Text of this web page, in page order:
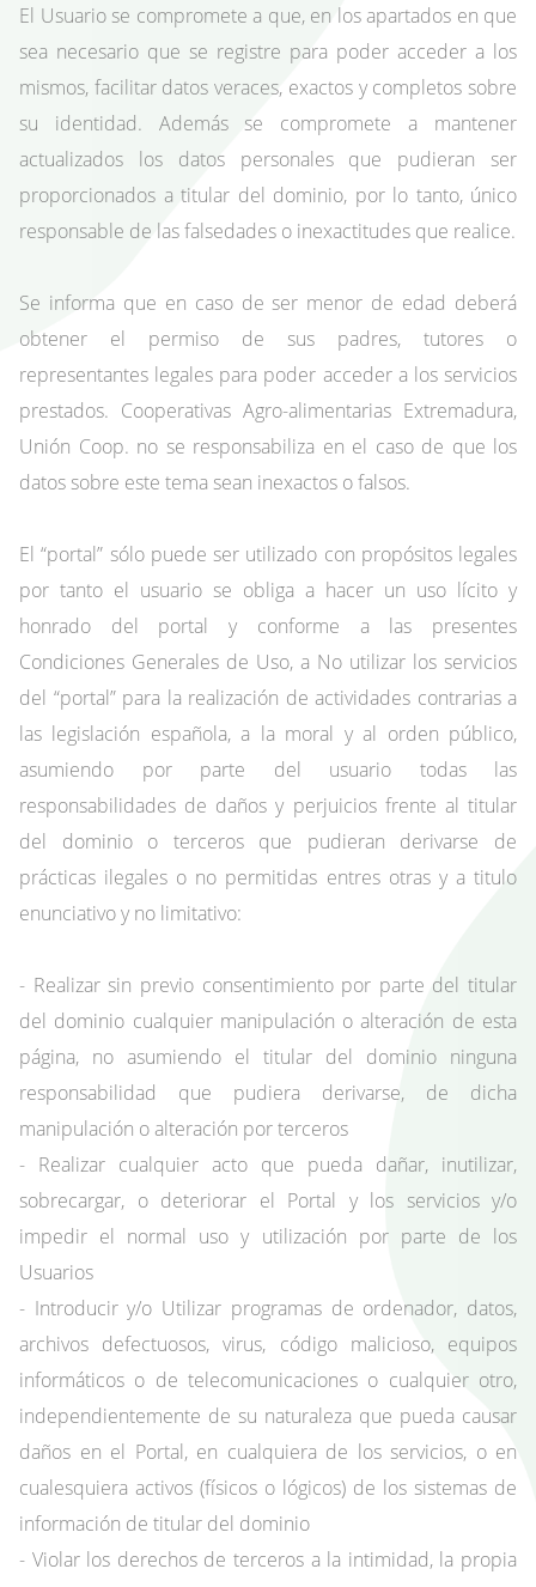
El Usuario se compromete a que, en los apartados en que
sea necesario que se registre para poder acceder a los
mismos, facilitar datos veraces, exactos y completos sobre
su identidad. Además se compromete a mantener
actualizados los datos personales que pudieran ser
proporcionados a titular del dominio, por lo tanto, único
responsable de las falsedades o inexactitudes que realice.
Se informa que en caso de ser menor de edad deberá
obtener el permiso de sus padres, tutores o
representantes legales para poder acceder a los servicios
prestados. Cooperativas Agro-alimentarias Extremadura,
Unión Coop. no se responsabiliza en el caso de que los
datos sobre este tema sean inexactos o falsos.
El “portal” sólo puede ser utilizado con propósitos legales
por tanto el usuario se obliga a hacer un uso lícito y
honrado del portal y conforme a las presentes
Condiciones Generales de Uso, a No utilizar los servicios
del “portal” para la realización de actividades contrarias a
las legislación española, a la moral y al orden público,
asumiendo por parte del usuario todas las
responsabilidades de daños y perjuicios frente al titular
del dominio o terceros que pudieran derivarse de
prácticas ilegales o no permitidas entres otras y a titulo
enunciativo y no limitativo:
- Realizar sin previo consentimiento por parte del titular
del dominio cualquier manipulación o alteración de esta
página, no asumiendo el titular del dominio ninguna
responsabilidad que pudiera derivarse, de dicha
manipulación o alteración por terceros
- Realizar cualquier acto que pueda dañar, inutilizar,
sobrecargar, o deteriorar el Portal y los servicios y/o
impedir el normal uso y utilización por parte de los
Usuarios
- Introducir y/o Utilizar programas de ordenador, datos,
archivos defectuosos, virus, código malicioso, equipos
informáticos o de telecomunicaciones o cualquier otro,
independientemente de su naturaleza que pueda causar
daños en el Portal, en cualquiera de los servicios, o en
cualesquiera activos (físicos o lógicos) de los sistemas de
información de titular del dominio
- Violar los derechos de terceros a la intimidad, la propia